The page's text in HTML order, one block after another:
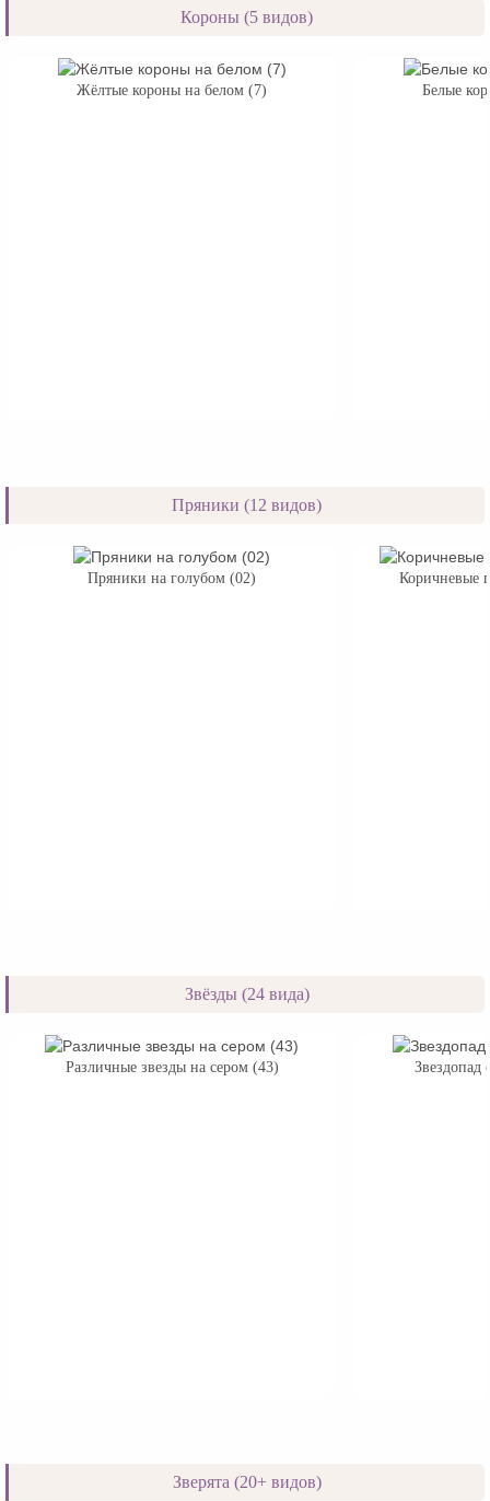
Короны (5 видов)
Жёлтые короны на белом (7) Белые
Пряники (12 видов)
Пряники на голубом (02) Коричневые
Звёзды (24 вида)
Различные звезды на сером (43) Звездопад
Зверята (20+ видов)